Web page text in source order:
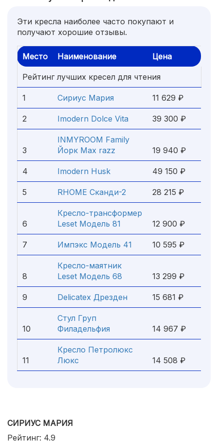
Эти кресла наиболее часто покупают и
получают хорошие отзывы.
Место Наименование Цена
Рейтинг лучших кресел для чтения
1 Сириус Мария 11 629 ₽
2 Imodern Dolce Vita 39 300 ₽
3
INMYROOM Family
Йорк Max razz
19 940 ₽
4 Imodern Husk 49 150 ₽
5 RHOME Сканди-2 28 215 ₽
6
Кресло-трансформер
Leset Модель 81
12 900 ₽
7 Импэкс Модель 41 10 595 ₽
8
Кресло-маятник
Leset Модель 68
13 299 ₽
9 Delicatex Дрезден 15 681 ₽
10
Стул Груп
Филадельфия
14 967 ₽
11
Кресло Петролюкс
Люкс
14 508 ₽
СИРИУС МАРИЯ
Рейтинг: 4.9